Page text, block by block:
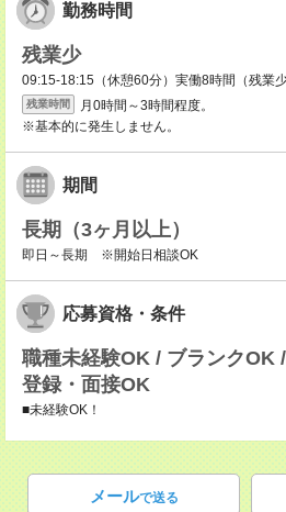
勤務時間
残業少
09:15-18:15（休憩60分）実働8時間（残業少
残業時間
月0時間～3時間程度。
※基本的に発生しません。
期間
長期（3ヶ月以上）
即日～長期 ※開始日相談OK
応募資格・条件
職種未経験OK / ブランクOK
登録・面接OK
■未経験OK！
メールで送る